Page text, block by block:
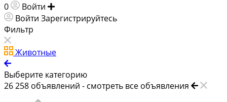
0 Войти
Войти Зарегистрируйтесь
Фильтр
Животные
Выберите категорию
26 258 объявлений - смотреть все объявления